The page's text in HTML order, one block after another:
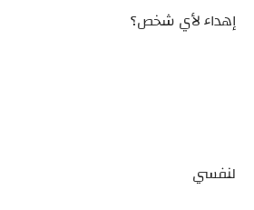
إهداء لأي شخص؟
لنفسي